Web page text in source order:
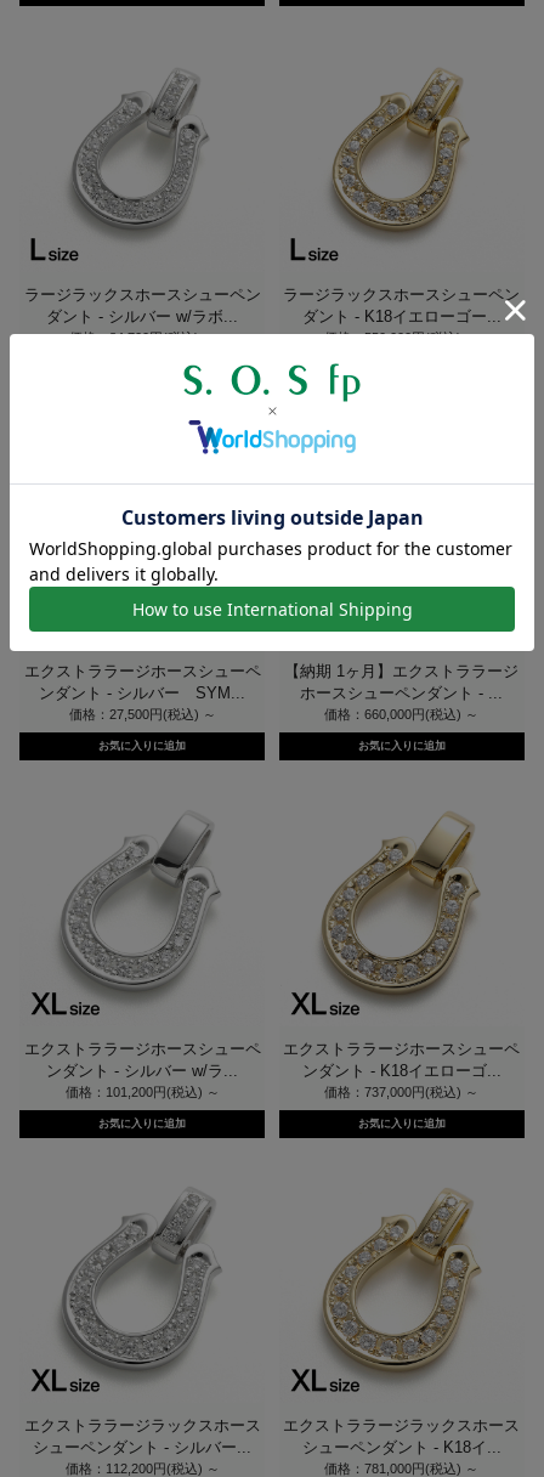
ラージラックスホースシューペン
ダント - シルバー w/ラボ...
価格：84,700円(税込)～
ラージラックスホースシューペン
ダント - K18イエローゴー...
価格：550,000円(税込)～
エクストララージホースシューペ
ンダント - シルバー SYM...
価格：27,500円(税込) ～
【納期 1ヶ月】エクストララージ
ホースシューペンダント - ...
価格：660,000円(税込) ～
エクストララージホースシューペ
ンダント - シルバー w/ラ...
価格：101,200円(税込) ～
エクストララージホースシューペ
ンダント - K18イエローゴ...
価格：737,000円(税込) ～
エクストララージラックスホース
シューペンダント - シルバー...
価格：112,200円(税込) ～
エクストララージラックスホース
シューペンダント - K18イ...
価格：781,000円(税込) ～